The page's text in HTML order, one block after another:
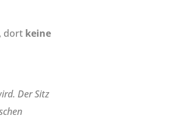
dort keine
Der Sitz